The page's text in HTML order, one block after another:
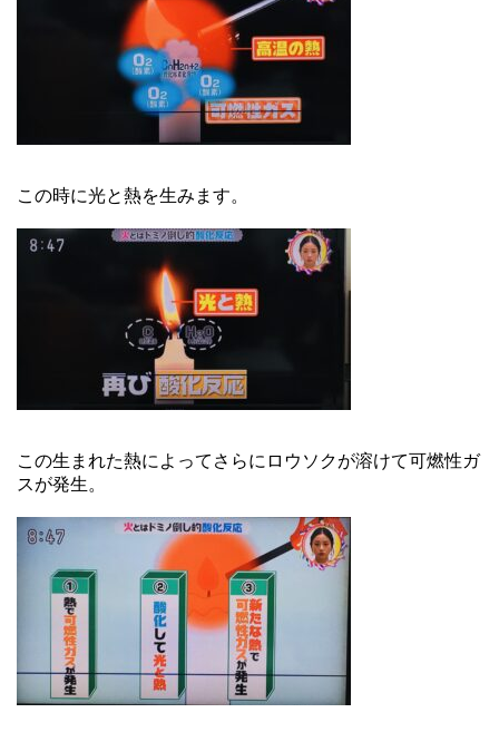
この時に光と熱を生みます。
この生まれた熱によってさらにロウソクが溶けて可燃性ガ
スが発生。